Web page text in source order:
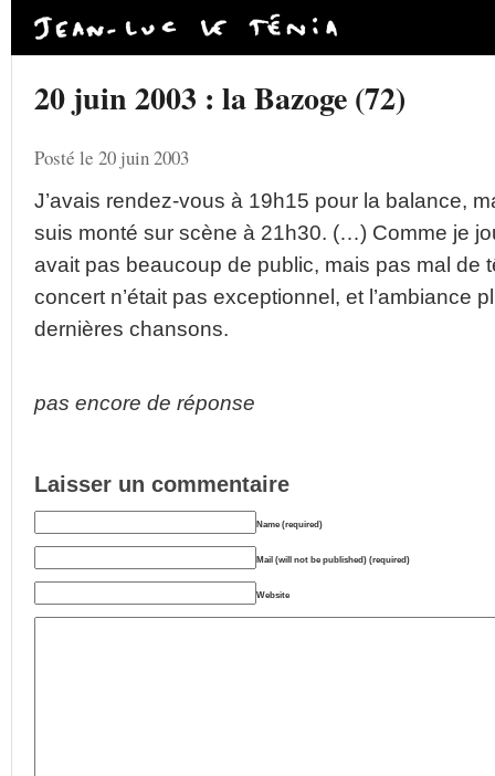
20 juin 2003 : la Bazoge (72)
Posté le 20 juin 2003
J’avais rendez-vous à 19h15 pour la balance,
suis monté sur scène à 21h30. (…) Comme je
avait pas beaucoup de public, mais pas mal
concert n’était pas exceptionnel, et l’ambiance
dernières chansons.
pas encore de réponse
Laisser un commentaire
Name (required)
Mail (will not be published) (required)
Website